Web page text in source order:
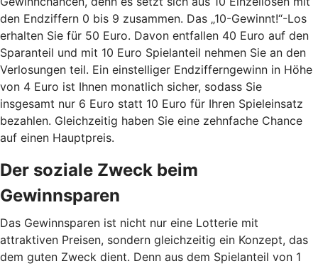
den Endziffern 0 bis 9 zusammen. Das „10-Gewinnt!“-Los
erhalten Sie für 50 Euro. Davon entfallen 40 Euro auf den
Sparanteil und mit 10 Euro Spielanteil nehmen Sie an den
Verlosungen teil. Ein einstelliger Endzifferngewinn in Höhe
von 4 Euro ist Ihnen monatlich sicher, sodass Sie
insgesamt nur 6 Euro statt 10 Euro für Ihren Spieleinsatz
bezahlen. Gleichzeitig haben Sie eine zehnfache Chance
auf einen Hauptpreis.
Der soziale Zweck beim
Gewinnsparen
Das Gewinnsparen ist nicht nur eine Lotterie mit
attraktiven Preisen, sondern gleichzeitig ein Konzept, das
dem guten Zweck dient. Denn aus dem Spielanteil von 1